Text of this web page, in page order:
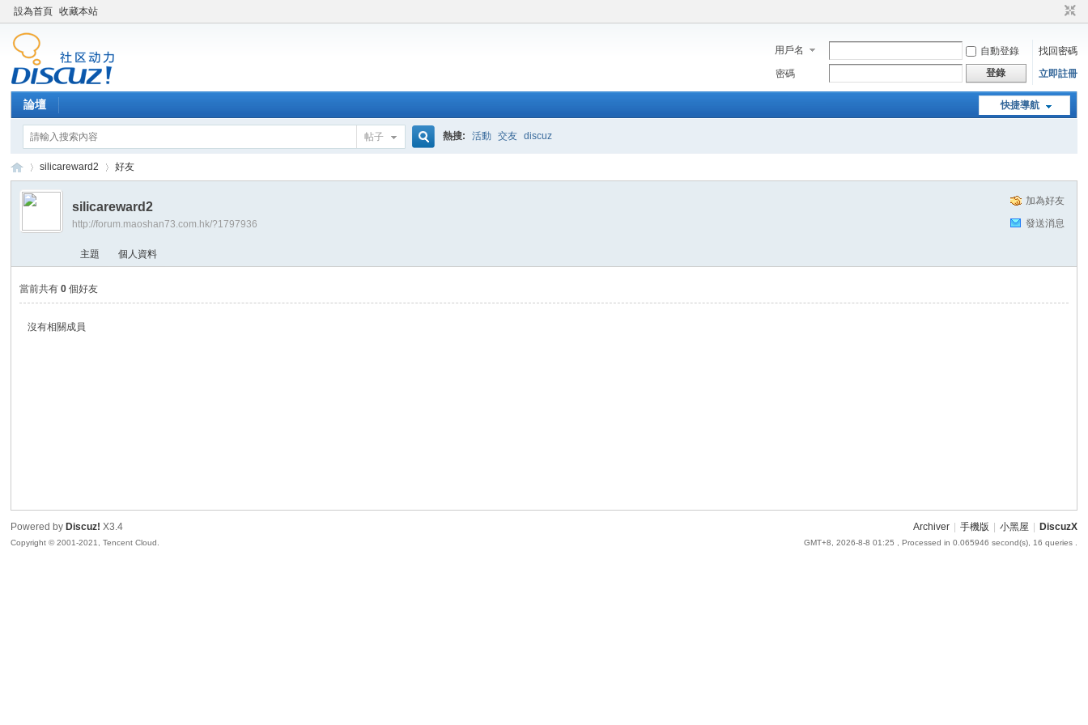
設為首頁 收藏本站
用戶名 自動登錄
找回密碼
密碼
登錄 立即註冊
快捷導航
論壇
帖子 熱搜: 活動 交友 discuz
›
silicareward2 好友
加為好友
發送消息
silicareward2
http://forum.maoshan73.com.hk/?1797936
主題 個人資料
當前共有0 個好友
沒有相關成員
Archiver 手機版 小黑屋 DiscuzX
GMT+8, 2026-8-8 01:25 , Processed in 0.065946 second(s), 16 queries .
Powered by Discuz! X3.4
Copyright © 2001-2021, Tencent Cloud.